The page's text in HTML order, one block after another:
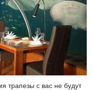
трапезы с вас не будут